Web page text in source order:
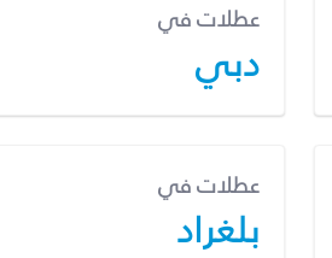
عطلات في
دبي
عطلات في
بلغراد